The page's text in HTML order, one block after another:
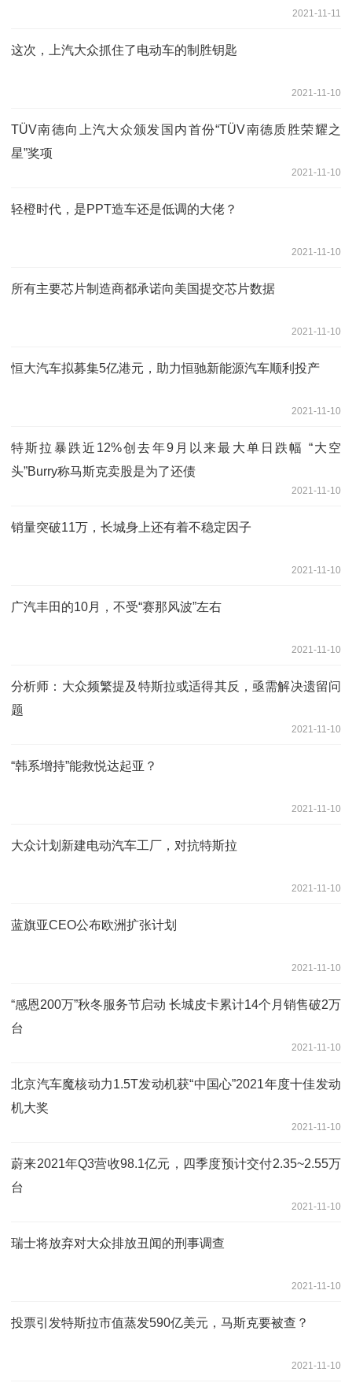
2021-11-11
这次，上汽大众抓住了电动车的制胜钥匙
2021-11-10
TÜV南德向上汽大众颁发国内首份“TÜV南德质胜荣耀之
星”奖项
2021-11-10
轻橙时代，是PPT造车还是低调的大佬？
2021-11-10
所有主要芯片制造商都承诺向美国提交芯片数据
2021-11-10
恒大汽车拟募集5亿港元，助力恒驰新能源汽车顺利投产
2021-11-10
特斯拉暴跌近12%创去年9月以来最大单日跌幅 “大空
头”Burry称马斯克卖股是为了还债
2021-11-10
销量突破11万，长城身上还有着不稳定因子
2021-11-10
广汽丰田的10月，不受“赛那风波”左右
2021-11-10
分析师：大众频繁提及特斯拉或适得其反，亟需解决遗留问
题
2021-11-10
“韩系增持”能救悦达起亚？
2021-11-10
大众计划新建电动汽车工厂，对抗特斯拉
2021-11-10
蓝旗亚CEO公布欧洲扩张计划
2021-11-10
“感恩200万”秋冬服务节启动 长城皮卡累计14个月销售破2万
台
2021-11-10
北京汽车魔核动力1.5T发动机获“中国心”2021年度十佳发动
机大奖
2021-11-10
蔚来2021年Q3营收98.1亿元，四季度预计交付2.35~2.55万
台
2021-11-10
瑞士将放弃对大众排放丑闻的刑事调查
2021-11-10
投票引发特斯拉市值蒸发590亿美元，马斯克要被查？
2021-11-10